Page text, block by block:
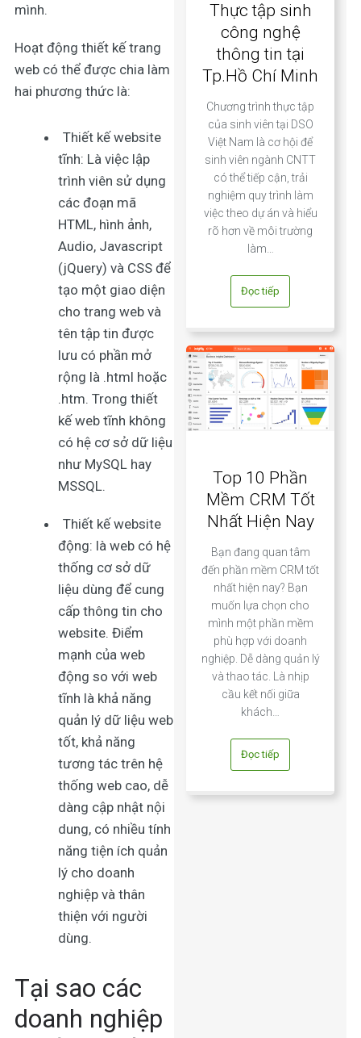
mình.
Hoạt động thiết kế trang
web có thể được chia làm
hai phương thức là:
Thiết kế website
tĩnh: Là việc lập
trình viên sử dụng
các đoạn mã
HTML, hình ảnh,
Audio, Javascript
(jQuery) và CSS để
tạo một giao diện
cho trang web và
tên tập tin được
lưu có phần mở
rộng là .html hoặc
.htm. Trong thiết
kế web tĩnh không
có hệ cơ sở dữ liệu
như MySQL hay
MSSQL.
Thiết kế website
động: là web có hệ
thống cơ sở dữ
liệu dùng để cung
cấp thông tin cho
website. Điểm
mạnh của web
động so với web
tĩnh là khả năng
quản lý dữ liệu web
tốt, khả năng
tương tác trên hệ
thống web cao, dễ
dàng cập nhật nội
dung, có nhiều tính
năng tiện ích quản
lý cho doanh
nghiệp và thân
thiện với người
dùng.
Tại sao các
doanh nghiệp
Thực tập sinh
công nghệ
thông tin tại
Tp.Hồ Chí Minh
Chương trình thực tập
của sinh viên tại DSO
Việt Nam là cơ hội để
sinh viên ngành CNTT
có thể tiếp cận, trải
nghiệm quy trình làm
việc theo dự án và hiểu
rõ hơn về môi trường
làm…
Đọc tiếp
Top 10 Phần
Mềm CRM Tốt
Nhất Hiện Nay
Bạn đang quan tâm
đến phần mềm CRM tốt
nhất hiện nay? Bạn
muốn lựa chọn cho
mình một phần mềm
phù hợp với doanh
nghiệp. Dễ dàng quản lý
và thao tác. Là nhịp
cầu kết nối giữa
khách…
Đọc tiếp